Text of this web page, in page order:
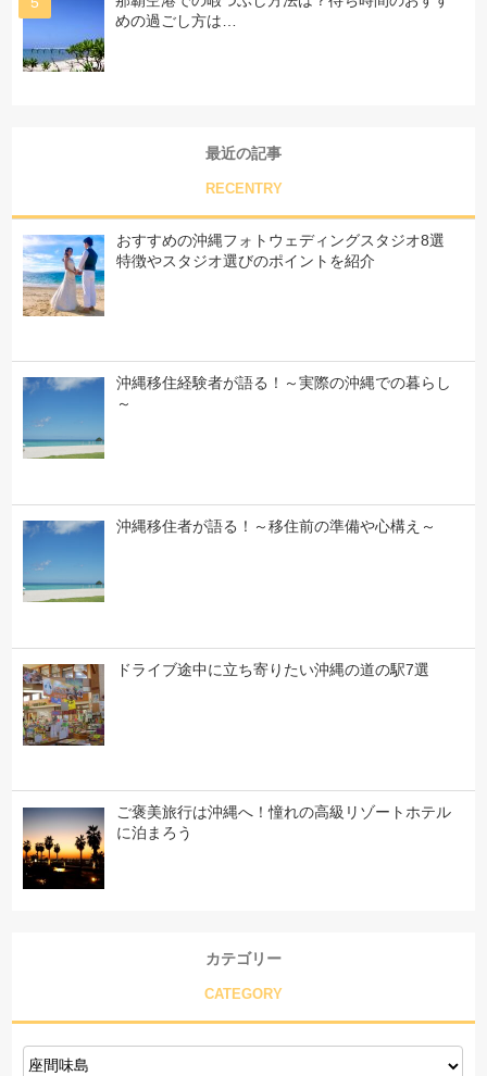
めの過ごし方は…
最近の記事
RECENTRY
おすすめの沖縄フォトウェディングスタジオ8選
特徴やスタジオ選びのポイントを紹介
沖縄移住経験者が語る！～実際の沖縄での暮らし
～
沖縄移住者が語る！～移住前の準備や心構え～
ドライブ途中に立ち寄りたい沖縄の道の駅7選
ご褒美旅行は沖縄へ！憧れの高級リゾートホテル
に泊まろう
カテゴリー
CATEGORY